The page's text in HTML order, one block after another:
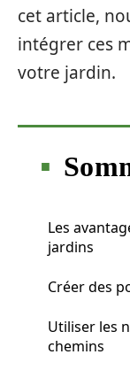
cet article,
intégrer ces
votre jardin.
Les
jardins
Créer des
Utiliser les
chemins